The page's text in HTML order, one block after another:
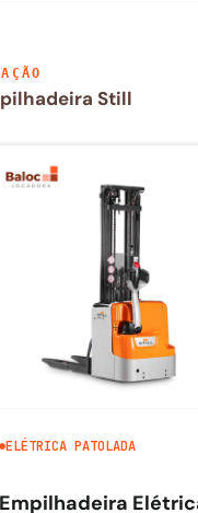
Still
ELÉTRICA PATOLADA
Empilhadeira